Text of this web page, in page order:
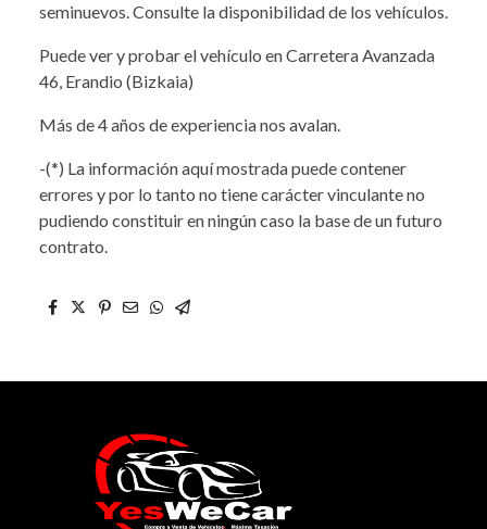
seminuevos. Consulte la disponibilidad de los vehículos.
Puede ver y probar el vehículo en Carretera Avanzada
46, Erandio (Bizkaia)
Más de 4 años de experiencia nos avalan.
-(*) La información aquí mostrada puede contener
errores y por lo tanto no tiene carácter vinculante no
pudiendo constituir en ningún caso la base de un futuro
contrato.